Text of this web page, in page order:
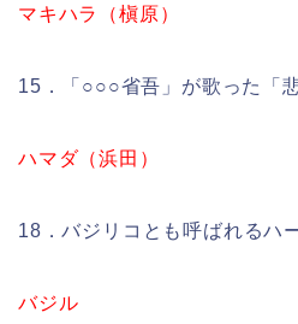
マキハラ（槇原）
15．「○○○省吾」が歌った「
ハマダ（浜田）
18．バジリコとも呼ばれるハ
バジル